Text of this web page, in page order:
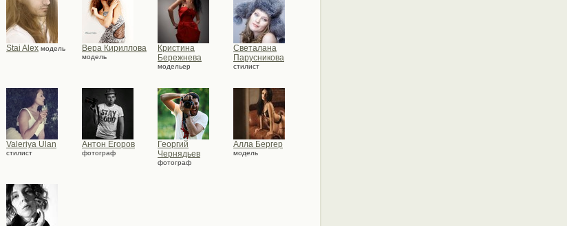
Stai Alex модель Вера Кириллова
модель
Кристина
Бережнева
модельер
Светалана
Парусникова
стилист
Valeriya Ulan
стилист
Антон Егоров
фотограф
Георгий
Чернядьев
фотограф
Алла Бергер
модель